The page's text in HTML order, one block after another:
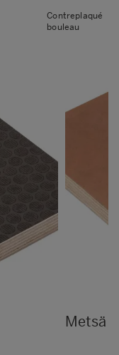
Contreplaqué
bouleau
Metsä